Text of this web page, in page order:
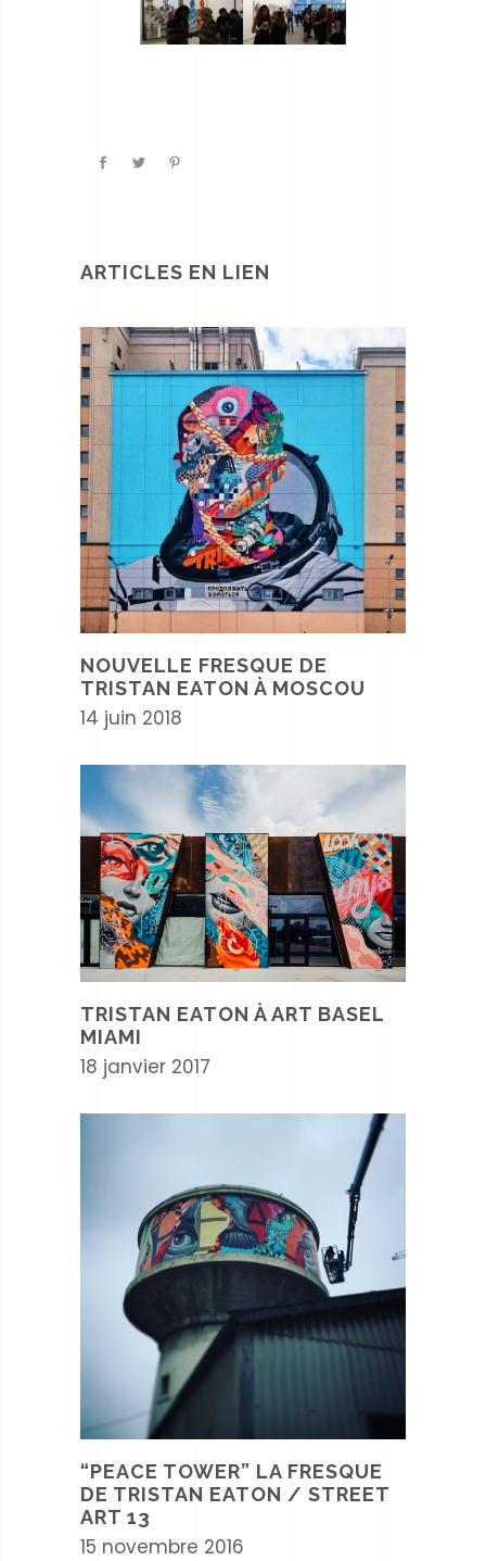
ARTICLES EN LIEN
NOUVELLE FRESQUE DE
TRISTAN EATON À MOSCOU
14 juin 2018
TRISTAN EATON À ART BASEL
MIAMI
18 janvier 2017
“PEACE TOWER” LA FRESQUE
DE TRISTAN EATON / STREET
ART 13
15 novembre 2016